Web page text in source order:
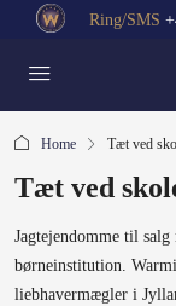
Ring/SMS
Home Tæt ved
Tæt ved
Jagtejendomme til
børneinstitution.
liebhavermægler i